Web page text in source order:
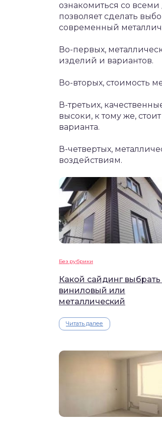
ознакомиться со
позволяет сделать
современный
Во-первых,
изделий и вариантов.
Во-вторых, стоимость
В-третьих,
высоки, к тому же,
варианта.
В-четвертых,
воздействиям.
Без рубрики
Какой сайдинг выбрать
виниловый или
металлический
Читать далее